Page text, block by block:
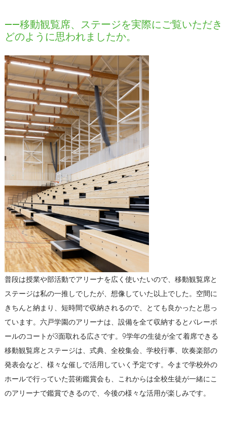
――移動観覧席、ステージを実際にご覧いただき
どのように思われましたか。
普段は授業や部活動でアリーナを広く使いたいので、移動観覧席と
ステージは私の一推しでしたが、想像していた以上でした。空間に
きちんと納まり、短時間で収納されるので、とても良かったと思っ
ています。六戸学園のアリーナは、設備を全て収納するとバレーボ
ールのコートが3面取れる広さです。9学年の生徒が全て着席できる
移動観覧席とステージは、式典、全校集会、学校行事、吹奏楽部の
発表会など、様々な催しで活用していく予定です。今まで学校外の
ホールで行っていた芸術鑑賞会も、これからは全校生徒が一緒にこ
のアリーナで鑑賞できるので、今後の様々な活用が楽しみです。